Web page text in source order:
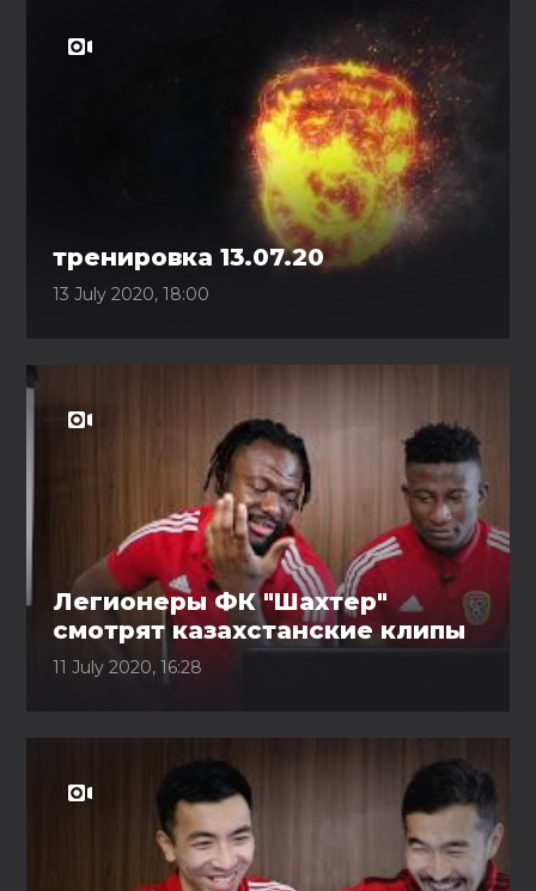
тренировка 13.07.20
13 July 2020, 18:00
Легионеры ФК "Шахтер"
смотрят казахстанские клипы
11 July 2020, 16:28